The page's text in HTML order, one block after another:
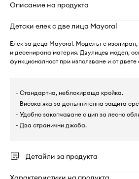
Описание на продукта
Детски елек с две лица Mayoral
Елек за деца Mayoral. Моделът е изолиран,
и десенирана материя. Двулицев модел,
функционалност при използване и от двете
- Стандартна, неблокираща кройка.
- Висока яка за допълнителна защита
- Удобно закопчаване с цип за лесно
- Два странични джоба.
Детайли за продукта